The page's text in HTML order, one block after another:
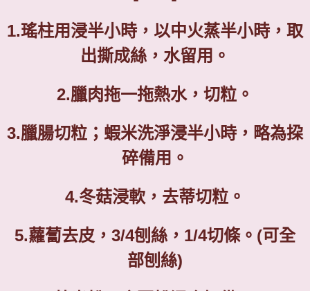
1.瑤柱用浸半小時， 以中火蒸半小時，取
出撕成絲，水留用。
2.臘肉拖一拖熱水，切粒。
3.臘腸切粒；蝦米洗淨浸半小時，略為挅
碎備用。
4.冬菇浸軟，去蒂切粒。
5.蘿蔔去皮， 3/4刨絲， 1/4切條。 (可全
部刨絲)